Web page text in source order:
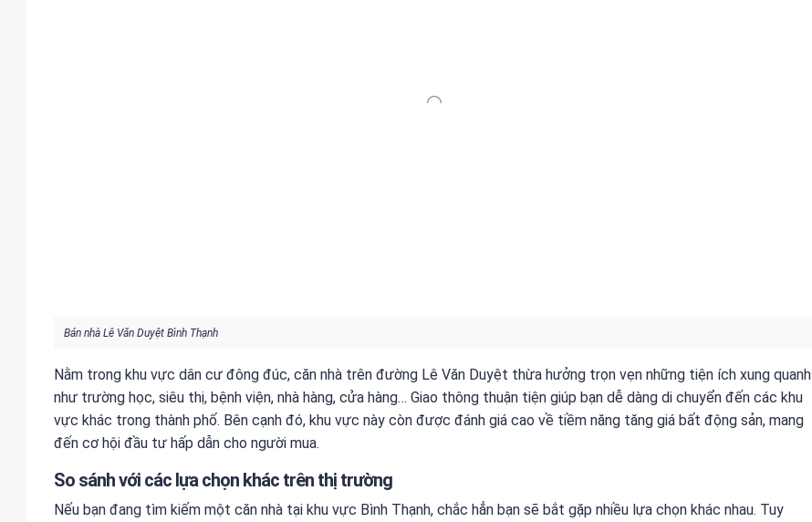
Bán nhà Lê Văn Duyệt Bình Thạnh
Nằm trong khu vực dân cư đông đúc, căn nhà trên đường Lê Văn Duyệt thừa hưởng trọn vẹn những tiện ích xung quanh
như trường học, siêu thị, bệnh viện, nhà hàng, cửa hàng… Giao thông thuận tiện giúp bạn dễ dàng di chuyển đến các khu
vực khác trong thành phố. Bên cạnh đó, khu vực này còn được đánh giá cao về tiềm năng tăng giá bất động sản, mang
đến cơ hội đầu tư hấp dẫn cho người mua.
So sánh với các lựa chọn khác trên thị trường
Nếu bạn đang tìm kiếm một căn nhà tại khu vực Bình Thạnh, chắc hẳn bạn sẽ bắt gặp nhiều lựa chọn khác nhau. Tuy